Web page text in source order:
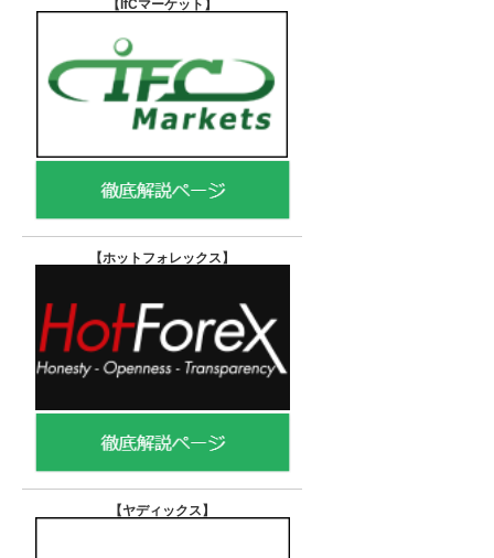
【IfCマーケット 】
【ホットフォレックス 】
【ヤディックス 】